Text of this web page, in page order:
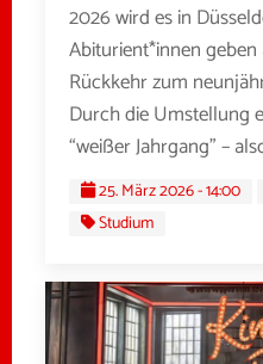
2026 wird es in
Abiturient*innen
Rückkehr zum
Durch die Umstellung
“weißer Jahrgang” –
25. März 2026 - 14:00
Studium